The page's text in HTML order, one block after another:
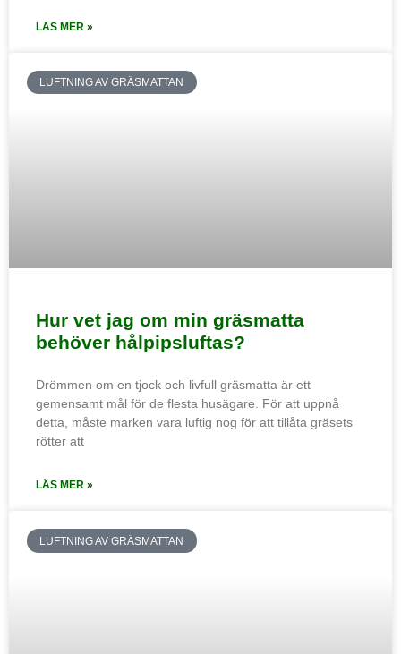
LÄS MER »
LUFTNING AV GRÄSMATTAN
Hur vet jag om min gräsmatta
behöver hålpipsluftas?
Drömmen om en tjock och livfull gräsmatta är ett
gemensamt mål för de flesta husägare. För att uppnå
detta, måste marken vara luftig nog för att tillåta gräsets
rötter att
LÄS MER »
LUFTNING AV GRÄSMATTAN